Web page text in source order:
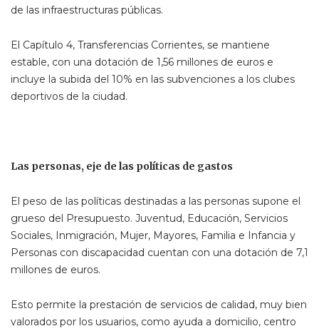
de las infraestructuras públicas.
El Capítulo 4, Transferencias Corrientes, se mantiene
estable, con una dotación de 1,56 millones de euros e
incluye la subida del 10% en las subvenciones a los clubes
deportivos de la ciudad.
Las personas, eje de las políticas de gastos
El peso de las políticas destinadas a las personas supone el
grueso del Presupuesto. Juventud, Educación, Servicios
Sociales, Inmigración, Mujer, Mayores, Familia e Infancia y
Personas con discapacidad cuentan con una dotación de 7,1
millones de euros.
Esto permite la prestación de servicios de calidad, muy bien
valorados por los usuarios, como ayuda a domicilio, centro